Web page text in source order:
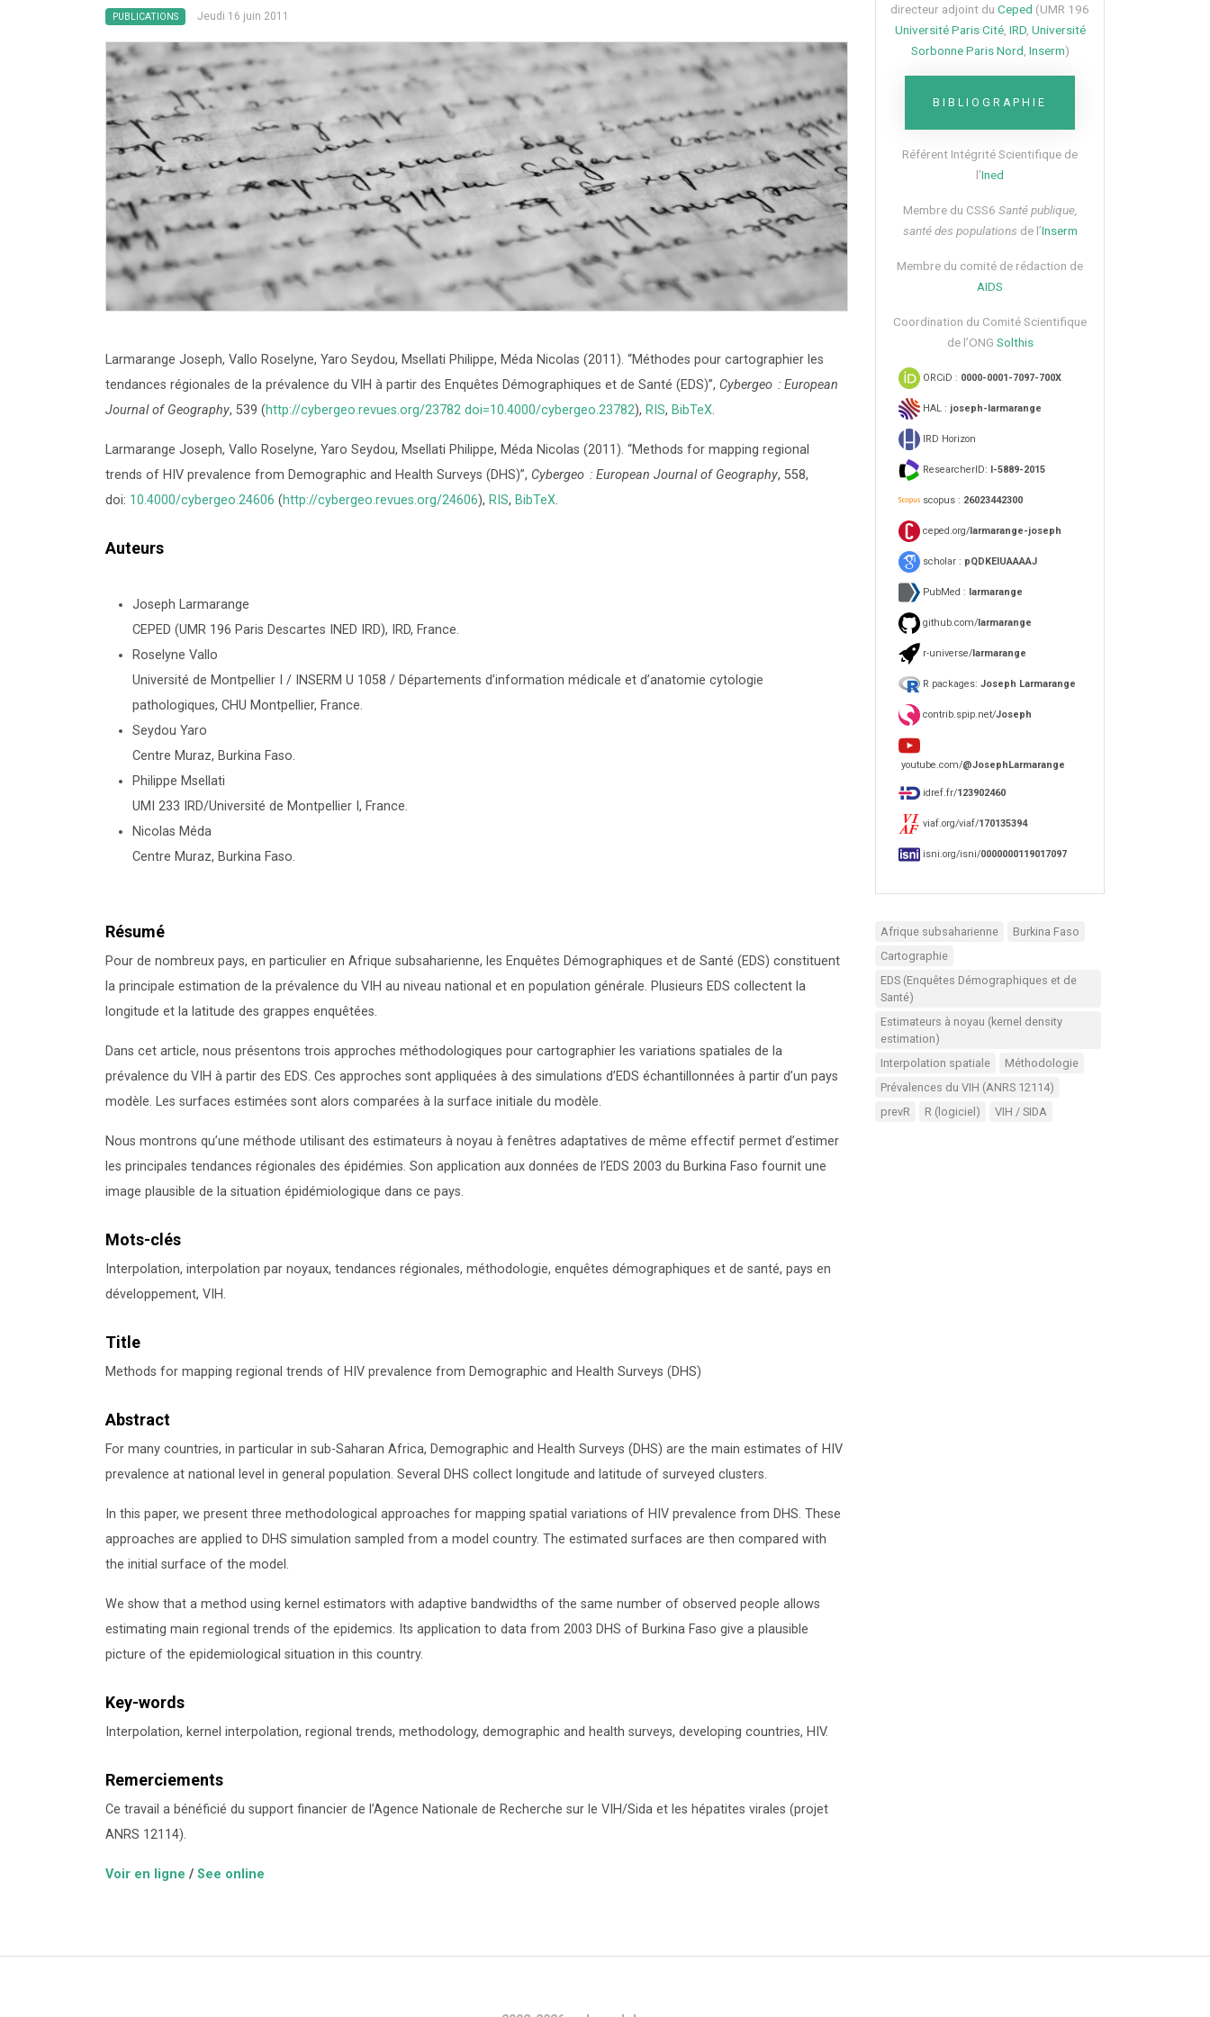
PUBLICATIONS Jeudi 16 juin 2011
Larmarange Joseph, Vallo Roselyne, Yaro Seydou, Msellati Philippe, Méda Nicolas (2011). “Méthodes pour cartographier les
tendances régionales de la prévalence du VIH à partir des Enquêtes Démographiques et de Santé (EDS)”, Cybergeo : European
Journal of Geography, 539 (http://cybergeo.revues.org/23782 doi=10.4000/cybergeo.23782), RIS, BibTeX.
Larmarange Joseph, Vallo Roselyne, Yaro Seydou, Msellati Philippe, Méda Nicolas (2011). “Methods for mapping regional
trends of HIV prevalence from Demographic and Health Surveys (DHS)”, Cybergeo : European Journal of Geography, 558,
doi: 10.4000/cybergeo.24606 (http://cybergeo.revues.org/24606), RIS, BibTeX.
Auteurs
Joseph Larmarange
CEPED (UMR 196 Paris Descartes INED IRD), IRD, France.
Roselyne Vallo
Université de Montpellier I / INSERM U 1058 / Départements d’information médicale et d’anatomie cytologie
pathologiques, CHU Montpellier, France.
Seydou Yaro
Centre Muraz, Burkina Faso.
Philippe Msellati
UMI 233 IRD/Université de Montpellier I, France.
Nicolas Méda
Centre Muraz, Burkina Faso.
Résumé
Pour de nombreux pays, en particulier en Afrique subsaharienne, les Enquêtes Démographiques et de Santé (EDS) constituent
la principale estimation de la prévalence du VIH au niveau national et en population générale. Plusieurs EDS collectent la
longitude et la latitude des grappes enquêtées.
Dans cet article, nous présentons trois approches méthodologiques pour cartographier les variations spatiales de la
prévalence du VIH à partir des EDS. Ces approches sont appliquées à des simulations d’EDS échantillonnées à partir d’un pays
modèle. Les surfaces estimées sont alors comparées à la surface initiale du modèle.
Nous montrons qu’une méthode utilisant des estimateurs à noyau à fenêtres adaptatives de même effectif permet d’estimer
les principales tendances régionales des épidémies. Son application aux données de l’EDS 2003 du Burkina Faso fournit une
image plausible de la situation épidémiologique dans ce pays.
Mots-clés
Interpolation, interpolation par noyaux, tendances régionales, méthodologie, enquêtes démographiques et de santé, pays en
développement, VIH.
Title
Methods for mapping regional trends of HIV prevalence from Demographic and Health Surveys (DHS)
Abstract
For many countries, in particular in sub-Saharan Africa, Demographic and Health Surveys (DHS) are the main estimates of HIV
prevalence at national level in general population. Several DHS collect longitude and latitude of surveyed clusters.
In this paper, we present three methodological approaches for mapping spatial variations of HIV prevalence from DHS. These
approaches are applied to DHS simulation sampled from a model country. The estimated surfaces are then compared with
the initial surface of the model.
We show that a method using kernel estimators with adaptive bandwidths of the same number of observed people allows
estimating main regional trends of the epidemics. Its application to data from 2003 DHS of Burkina Faso give a plausible
picture of the epidemiological situation in this country.
Key-words
Interpolation, kernel interpolation, regional trends, methodology, demographic and health surveys, developing countries, HIV.
Remerciements
Ce travail a bénéficié du support financier de l’Agence Nationale de Recherche sur le VIH/Sida et les hépatites virales (projet
ANRS 12114).
Voir en ligne / See online
directeur adjoint du Ceped (UMR 196
Université Paris Cité, IRD, Université
Sorbonne Paris Nord Inserm)
BIBLIOGRAPHIE
Référent Intégrité Scientifique de
l’Ined
Membre du CSS6​ Santé publique,
santé des populations de l’Inserm
Membre du comité de rédaction de
AIDS
Coordination du Comité Scientifique
de l’ONG Solthis
ORCiD : 0000-0001-7097-700X
HAL : joseph-larmarange
IRD Horizon
ResearcherID: I-5889-2015
scopus : 26023442300
ceped.org/larmarange-joseph
scholar : pQDKEIUAAAAJ
PubMed : larmarange
github.com/larmarange
r-universe/larmarange
R packages: Joseph Larmarange
contrib.spip.net/Joseph
youtube.com/@JosephLarmarange
idref.fr/123902460
viaf.org/viaf/170135394
isni.org/isni/0000000119017097
Afrique subsaharienne
Burkina Faso
Cartographie
EDS (Enquêtes Démographiques et de
Santé)
Estimateurs à noyau (kernel density
estimation)
Interpolation spatiale
Méthodologie
Prévalences du VIH (ANRS 12114)
prevR
R (logiciel) VIH / SIDA